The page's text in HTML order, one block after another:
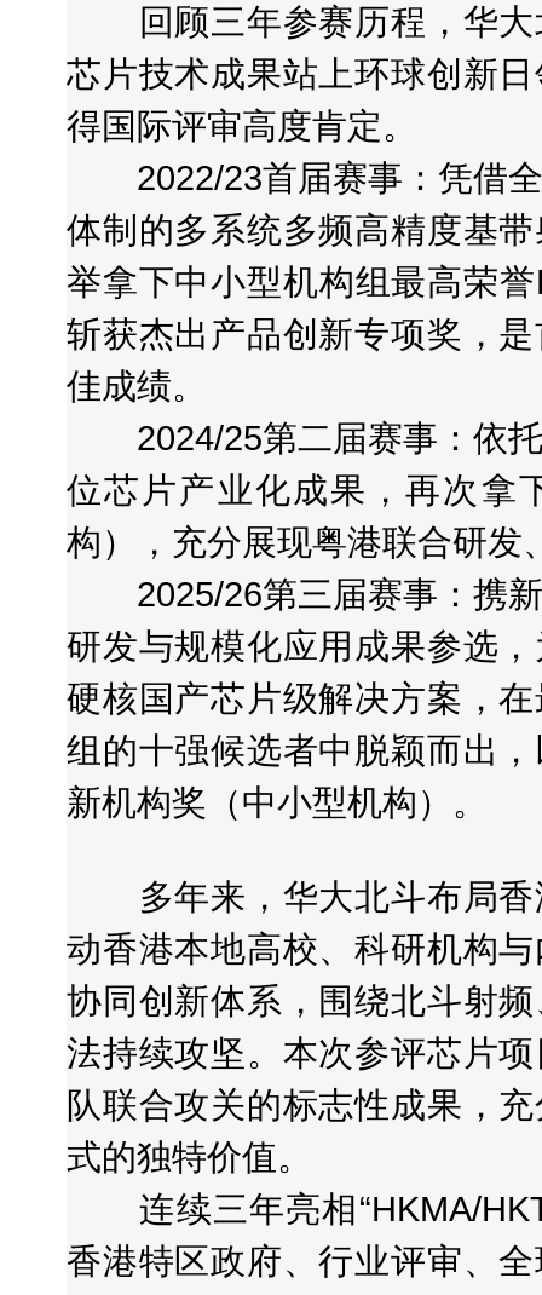
回顾三年参赛历程，华大
芯片技术成果站上环球创新
得国际评审高度肯定。
2022/23首届赛事：凭借全
体制的多系统多频高精度基
举拿下中小型机构组最高荣
斩获杰出产品创新专项奖，
佳成绩。
2024/25第二届赛事：依托
位芯片产业化成果，再次拿
构），充分展现粤港联合研发
2025/26第三届赛事：携新
研发与规模化应用成果参选
硬核国产芯片级解决方案，
组的十强候选者中脱颖而出
新机构奖（中小型机构）。
多年来，华大北斗布局香
动香港本地高校、科研机构
协同创新体系，围绕北斗射
法持续攻坚。本次参评芯片
队联合攻关的标志性成果，
式的独特价值。
连续三年亮相“HKMA/
香港特区政府、行业评审、